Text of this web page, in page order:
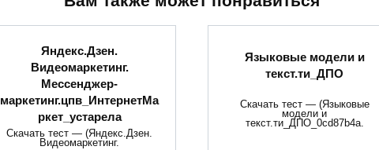
Яндекс.Дзен.
Видеомаркетинг.
Мессенджер-
маркетинг.цпв_ИнтернетМа
ркет_устарела
Скачать тест — (Яндекс.Дзен.
Видеомаркетинг.
Языковые модели и
текст.ти_ДПО
Скачать тест — (Языковые
модели и
текст.ти_ДПО_0cd87b4a.